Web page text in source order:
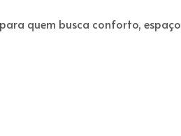
quem busca conforto, espaço